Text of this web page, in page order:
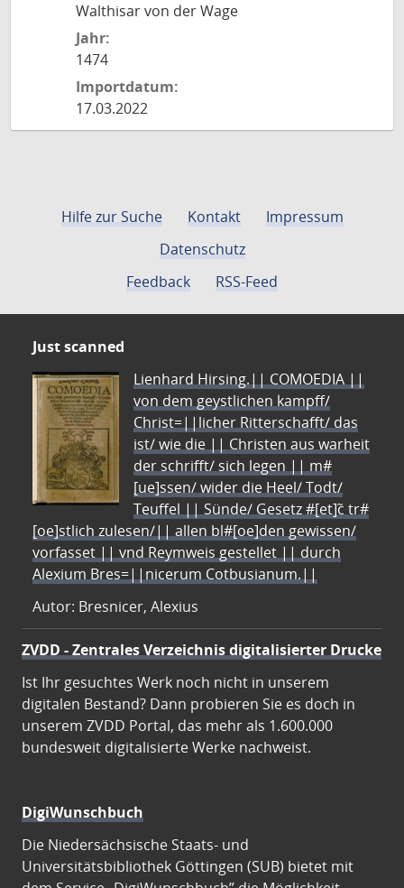
Walthisar von der Wage
Jahr:
1474
Importdatum:
17.03.2022
Hilfe zur Suche Kontakt
Impressum
Datenschutz
Feedback
RSS-Feed
Just scanned
Lienhard Hirsing.|| COMOEDIA ||
von dem geystlichen kampff/
Christ=||licher Ritterschafft/ das
ist/ wie die || Christen aus warheit
der schrifft/ sich legen || m#
[ue]ssen/ wider die Heel/ Todt/
Teuffel || Sünde/ Gesetz #[et]c̃ tr#
[oe]stlich zulesen/|| allen bl#[oe]den gewissen/
vorfasset || vnd Reymweis gestellet || durch
Alexium Bres=||nicerum Cotbusianum.||
Autor: Bresnicer, Alexius
ZVDD - Zentrales Verzeichnis digitalisierter Drucke
Ist Ihr gesuchtes Werk noch nicht in unserem
digitalen Bestand? Dann probieren Sie es doch in
unserem ZVDD Portal, das mehr als 1.600.000
bundesweit digitalisierte Werke nachweist.
DigiWunschbuch
Die Niedersächsische Staats- und
Universitätsbibliothek Göttingen (SUB) bietet mit